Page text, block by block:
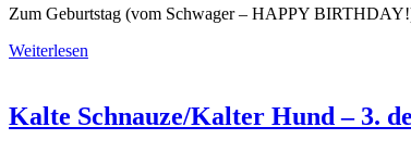
Zum Geburtstag (vom Schwager – HAPPY
Weiterlesen
Kalte Schnauze/Kalter Hund – 3.